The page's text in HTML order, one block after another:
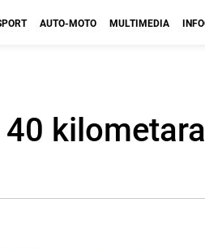
AUTO-MOTO MULTIMEDIA